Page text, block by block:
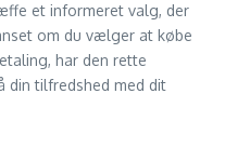
et informeret valg, der
om du vælger at købe
har den rette
din tilfredshed med dit